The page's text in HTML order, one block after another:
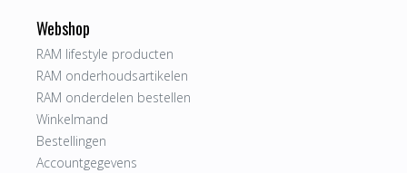
Webshop
RAM lifestyle producten
RAM onderhoudsartikelen
RAM onderdelen bestellen
Winkelmand
Bestellingen
Accountgegevens